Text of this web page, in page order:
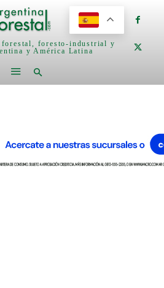
forestal, foresto-industrial y
y América Latina